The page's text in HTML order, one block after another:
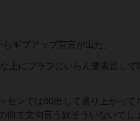
ギブアップ宣言が出た。
上にブラフにいらん要素足し
センでは00出して盛り上がっ
前で文句言う奴そういないで